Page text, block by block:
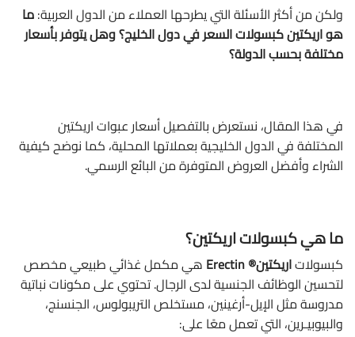
ولكن من أكثر الأسئلة التي يطرحها العملاء من الدول العربية:ما
هو اريكتين كبسولات السعر في دول الخليج؟ وهل يتوفر بأسعار
مختلفة بحسب الدولة؟
في هذا المقال، نستعرض بالتفصيل أسعار عبوات اريكتين
المختلفة في الدول الخليجية بعملاتها المحلية، كما نوضح كيفية
الشراء وأفضل العروض المتوفرة من البائع الرسمي.
ما هي كبسولات اريكتين؟
كبسولاتاريكتين® Erectin
هي مكمل غذائي طبيعي مخصص
لتحسين الوظائف الجنسية لدى الرجال. تحتوي على مكونات نباتية
مدروسة مثل الإيل-أرغينين، مستخلص التريبولوس، الجنسنج،
والبيوبيـرين، التي تعمل معًا على: